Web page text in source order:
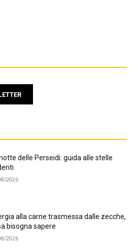
delle Perseidi: guida alle stelle
2026
alla carne trasmessa dalle zecche,
bisogna sapere
2026